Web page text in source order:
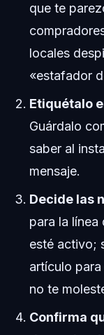
que te
locales
«estafador
Etiquétalo
Guárdalo
saber al
mensaje.
Decide las
para la línea
esté activo;
artículo
no te
Confirma